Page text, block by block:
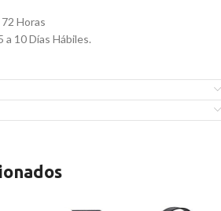
Horas
a 10 Días Hábiles.